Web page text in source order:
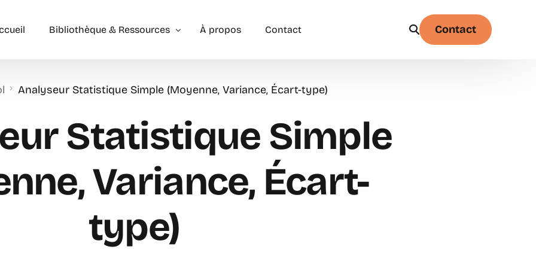
Bibliothèque & Ressources
Exercices Corrigés
À propos Contact Contact
Analyseur Statistique Simple (Moyenne, Variance, Écart-type)
Statistique Simple
Variance, Écart-
type)